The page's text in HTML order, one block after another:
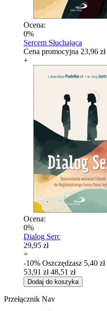
Ocena:
0%
Sercem Słuchająca
Cena promocyjna 23,96 zł
+
Ocena:
0%
Dialog Serc
29,95 zł
=
-10% Oszczędzasz 5,40 zł
53,91 zł 48,51 zł
Dodaj do koszyka
Przełącznik Nav